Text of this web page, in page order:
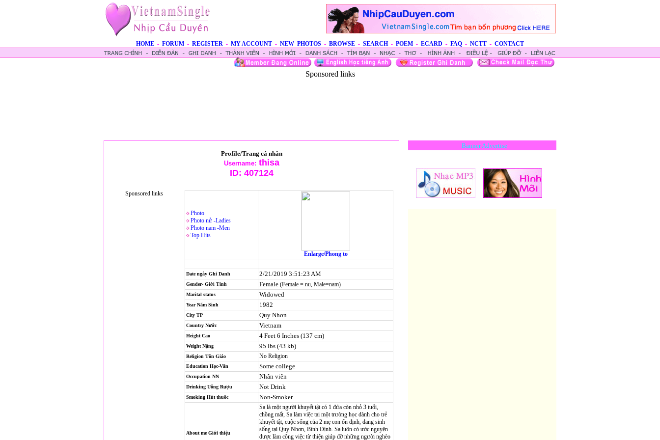
HOME - FORUM - REGISTER - MY ACCOUNT - NEW PHOTOS - BROWSE - SEARCH - POEM - ECARD - FAQ - NCTT - CONTACT
Sponsored links
Profile/Trang cá nhân
Username: thisa
ID: 407124
Sponsored links
Photo
Photo nử -Ladies
Photo nam -Men
Top Hits
Enlarge/Phong to
Date ngày Ghi Danh 2/21/2019 3:51:23 AM
Gender- Giới Tính Female (Female = nu, Male=nam)
Marital status Widowed
Year Năm Sinh 1982
City TP Quy Nhơn
Country Nước Vietnam
Height Cao 4 Feet 6 Inches (137 cm)
Weight Nặng 95 lbs (43 kb)
Religion Tôn Giáo No Religion
Education Học-Vấn Some college
Occupation NN Nhân viên
Drinking Uống Rượu Not Drink
Smoking Hút thuốc Non-Smoker
About me Giới thiệu
Sa là một người khuyết tật có 1 đứa còn nhỏ 3 tuổi,
chồng mất, Sa làm việc tại một trường học dành cho trẻ
khuyết tật, cuộc sống của 2 mẹ con ổn định, đang sinh
sống tại Quy Nhơn, Bình Định. Sa luôn có ước nguyện
được làm công việc từ thiện giúp đỡ những người nghèo
Banner Advertise